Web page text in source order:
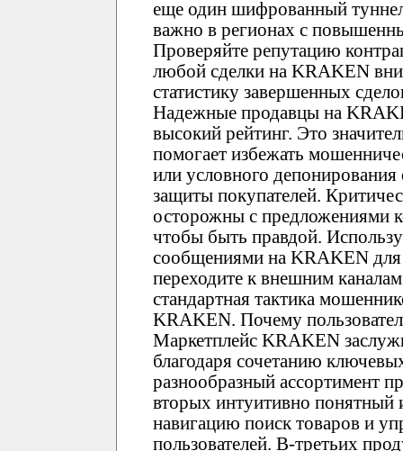
еще один шифрованный
важно в регионах с
Проверяйте репутацию
любой сделки на KRAKEN
статистику завершенных
Надежные продавцы на
высокий рейтинг. Это
помогает избежать
или условного
защиты покупателей.
осторожны с предложениями
чтобы быть правдой.
сообщениями на KRAKEN для
переходите к внешним
стандартная тактика
KRAKEN. Почему
Маркетплейс KRAKEN
благодаря сочетанию
разнообразный ассортимент
вторых интуитивно
навигацию поиск товаров и
пользователей. В-третьих